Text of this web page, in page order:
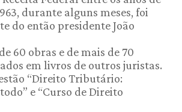
durante alguns meses, foi
do então presidente João
60 obras e de mais de 70
em livros de outros juristas.
“Direito Tributário:
e “Curso de Direito